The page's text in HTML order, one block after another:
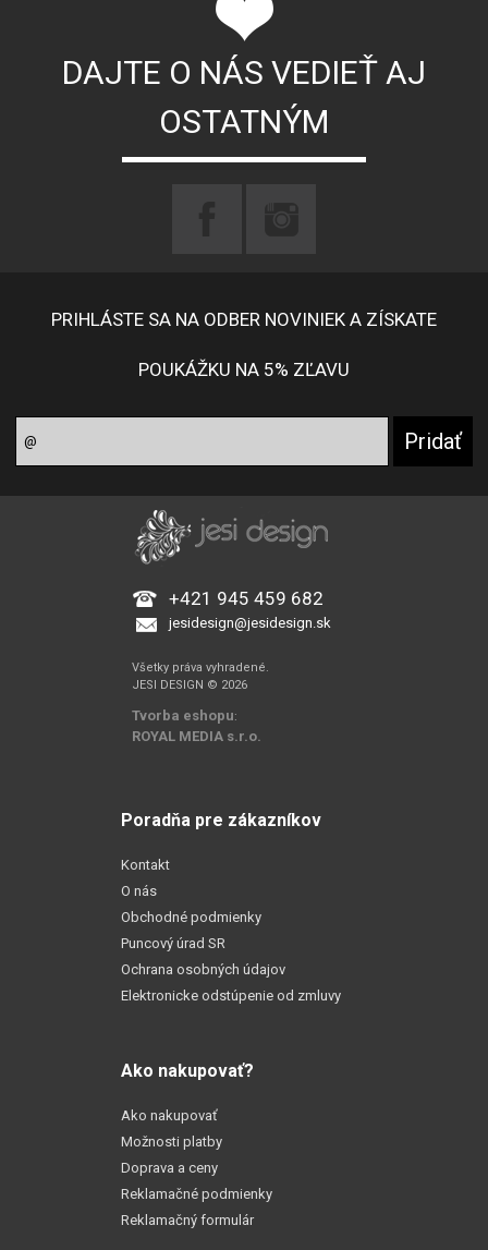
DAJTE O NÁS VEDIEŤ AJ
OSTATNÝM
PRIHLÁSTE SA NA ODBER NOVINIEK A ZÍSKATE
POUKÁŽKU NA 5% ZĽAVU
+421 945 459 682
jesidesign@jesidesign.sk
Všetky práva vyhradené.
JESI DESIGN © 2026
Tvorba eshopu:
ROYAL MEDIA s.r.o.
Poradňa pre zákazníkov
Kontakt
O nás
Obchodné podmienky
Puncový úrad SR
Ochrana osobných údajov
Elektronicke odstúpenie od zmluvy
Ako nakupovať?
Ako nakupovať
Možnosti platby
Doprava a ceny
Reklamačné podmienky
Reklamačný formulár